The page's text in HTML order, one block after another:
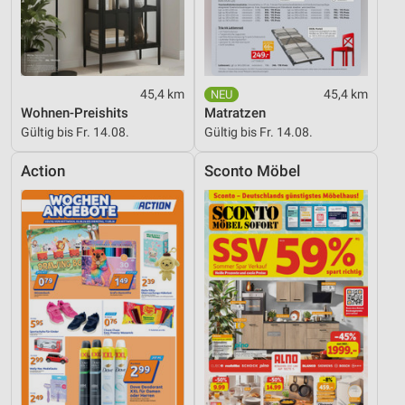
45,4 km
Wohnen-Preishits
Gültig bis Fr. 14.08.
45,4 km
Matratzen
Gültig bis Fr. 14.08.
Action Sconto Möbel
Messung der Performance von Inhalten
Analyse von Zielgruppen durch Statistiken oder
Kombinationen von Daten aus verschiedenen
Entwicklung und Verbesserung der Angebote
Verwendung reduzierter Daten zur Auswahl von
Inhalten
IAB-Besonderheiten:
Verwendung genauer Standortdaten
Geräte anhand von aktiv angeforderten
Informationen identifizieren
Nicht-IAB-Verarbeitungszwecke:
Notwendig
Performance